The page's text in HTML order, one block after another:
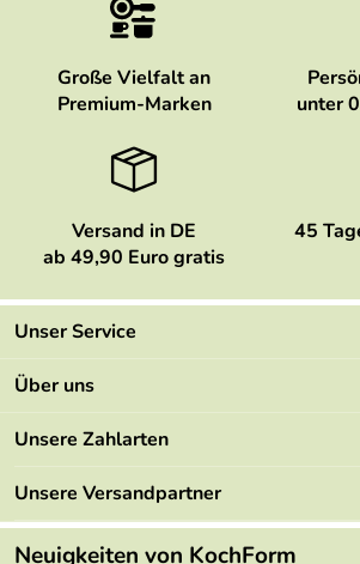
Große Vielfalt an
Premium-Marken
unter
Versand in DE
ab 49,90 Euro gratis
45
Unser Service
Kontakt
Mehrwertsteuerfrei
Retourenportal
FAQs
Über uns
Marken
Angebote
Made in Germany
Unsere Zahlarten
Unsere Versandpartner
Neuigkeiten von KochForm